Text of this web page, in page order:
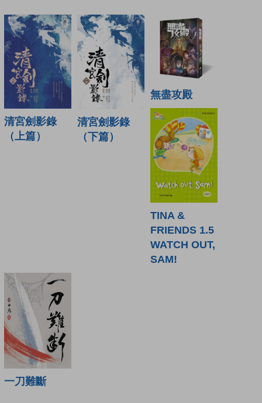
清宮劍影錄
（上篇）
清宮劍影錄
（下篇）
無盡攻殿
TINA &
FRIENDS 1.5
WATCH OUT,
SAM!
一刀難斷